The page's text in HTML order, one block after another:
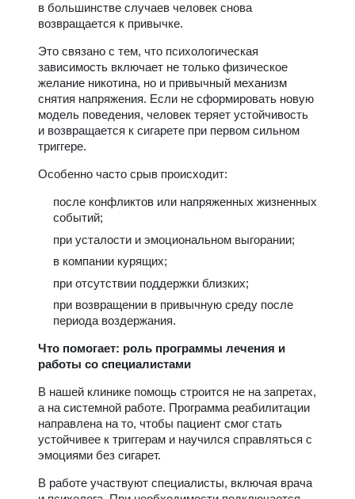
в большинстве случаев человек снова
возвращается к привычке.
Это связано с тем, что психологическая
зависимость включает не только физическое
желание никотина, но и привычный механизм
снятия напряжения. Если не сформировать новую
модель поведения, человек теряет устойчивость
и возвращается к сигарете при первом сильном
триггере.
Особенно часто срыв происходит:
после конфликтов или напряженных жизненных
событий;
при усталости и эмоциональном выгорании;
в компании курящих;
при отсутствии поддержки близких;
при возвращении в привычную среду после
периода воздержания.
Что помогает: роль программы лечения и
работы со специалистами
В нашей клинике помощь строится не на запретах,
а на системной работе. Программа реабилитации
направлена на то, чтобы пациент смог стать
устойчивее к триггерам и научился справляться с
эмоциями без сигарет.
В работе участвуют специалисты, включая врача